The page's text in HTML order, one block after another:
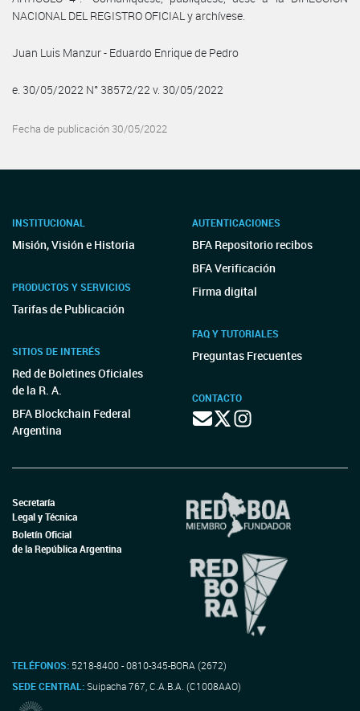
NACIONAL DEL REGISTRO OFICIAL y archívese.
Juan Luis Manzur - Eduardo Enrique de Pedro
e. 30/05/2022 N° 38572/22 v. 30/05/2022
Fecha de publicación 30/05/2022
INSTITUCIONAL
Misión, Visión e Historia
PRODUCTOS Y SERVICIOS
Tarifas de Publicación
SITIOS DE INTERÉS
Red de Boletines Oficiales
de la R. A.
BFA Blockchain Federal
Argentina
AUTENTICACIONES
BFA Repositorio recibos
BFA Verificación
Firma digital
FAQ Y TUTORIALES
Preguntas Frecuentes
CONTACTO
Secretaría
Legal y Técnica
Boletín Oficial
de la República Argentina
TELÉFONOS: 5218-8400 - 0810-345-BORA (2672)
SEDE CENTRAL:Suipacha 767, C.A.B.A. (C1008AAO)